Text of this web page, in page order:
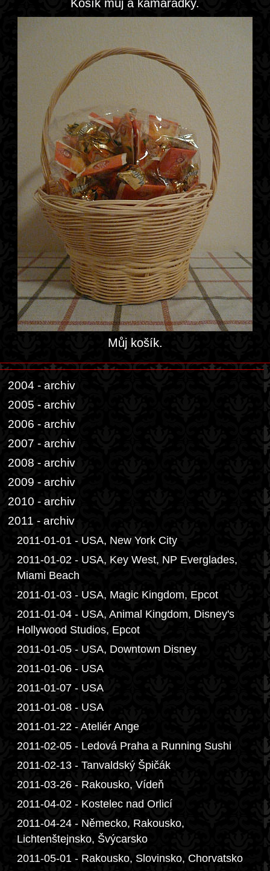
Košík můj a kamarádky.
Můj košík.
2004 - archiv
2005 - archiv
2006 - archiv
2007 - archiv
2008 - archiv
2009 - archiv
2010 - archiv
2011 - archiv
2011-01-01 - USA, New York City
2011-01-02 - USA, Key West, NP Everglades,
Miami Beach
2011-01-03 - USA, Magic Kingdom, Epcot
2011-01-04 - USA, Animal Kingdom, Disney's
Hollywood Studios, Epcot
2011-01-05 - USA, Downtown Disney
2011-01-06 - USA
2011-01-07 - USA
2011-01-08 - USA
2011-01-22 - Ateliér Ange
2011-02-05 - Ledová Praha a Running Sushi
2011-02-13 - Tanvaldský Špičák
2011-03-26 - Rakousko, Vídeň
2011-04-02 - Kostelec nad Orlicí
2011-04-24 - Německo, Rakousko,
Lichtenštejnsko, Švýcarsko
2011-05-01 - Rakousko, Slovinsko, Chorvatsko